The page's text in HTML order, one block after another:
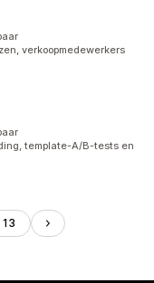
verkoopmedewerkers
template-A/B-tests en
13